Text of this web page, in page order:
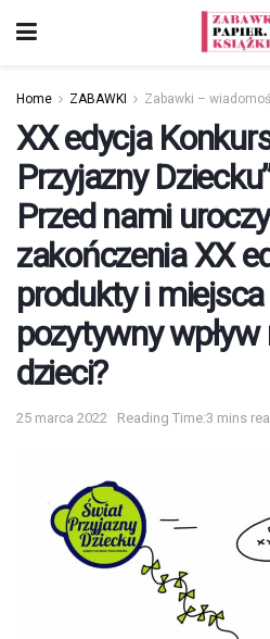
Home ZABAWKI Zabawki –
XX edycja
Przyjazny
Przed nami
zakończenia XX
produkty i
pozytywny
dzieci?
25 marca 2022 Reading Time:3 mins